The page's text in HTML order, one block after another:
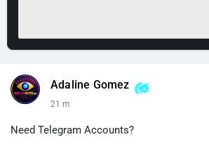
Adaline Gomez
21 m
Need Telegram Accounts?